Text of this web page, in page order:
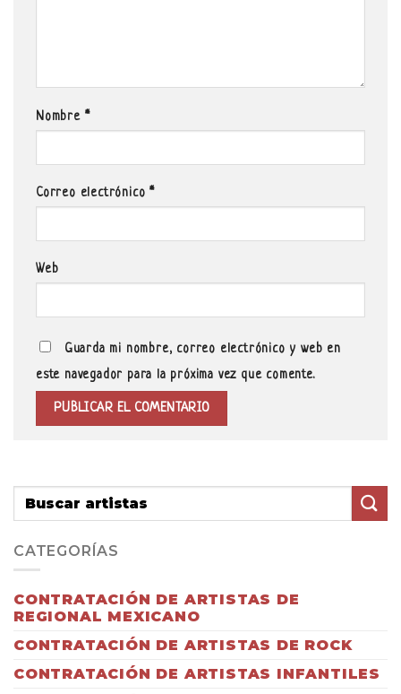
Nombre *
Correo electrónico*
Web
Guarda mi nombre, correo electrónico y web en
este navegador para la próxima vez que comente.
CATEGORÍAS
CONTRATACIÓN DE ARTISTAS DE
REGIONAL MEXICANO
CONTRATACIÓN DE ARTISTAS DE ROCK
CONTRATACIÓN DE ARTISTAS INFANTILES